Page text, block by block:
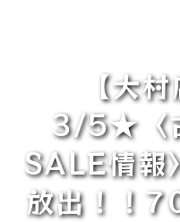
【大
3/5★〈
SALE情報
放出！！